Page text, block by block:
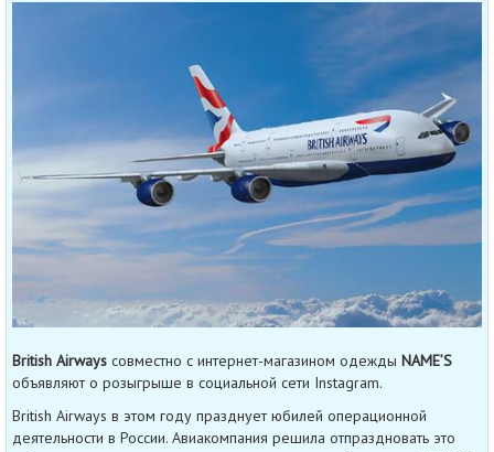
British Airways совместно с интернет-магазином одежды NAME’S
объявляют о розыгрыше в социальной сети Instagram.
British Airways в этом году празднует юбилей операционной
деятельности в России. Авиакомпания решила отпраздновать это